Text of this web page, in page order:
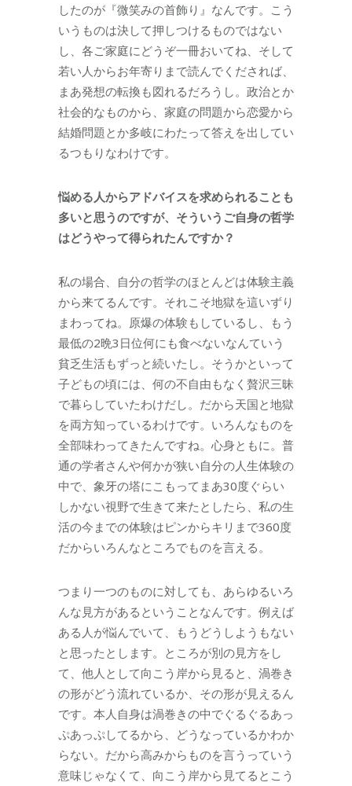
したのが『微笑みの首飾り』なんです。こう
いうものは決して押しつけるものではない
し、各ご家庭にどうぞ一冊おいてね、そして
若い人からお年寄りまで読んでくだされば、
まあ発想の転換も図れるだろうし。政治とか
社会的なものから、家庭の問題から恋愛から
結婚問題とか多岐にわたって答えを出してい
るつもりなわけです。
悩める人からアドバイスを求められることも
多いと思うのですが、そういうご自身の哲学
はどうやって得られたんですか？
私の場合、自分の哲学のほとんどは体験主義
から来てるんです。それこそ地獄を這いずり
まわってね。原爆の体験もしているし、もう
最低の2晩3日位何にも食べないなんていう
貧乏生活もずっと続いたし。そうかといって
子どもの頃には、何の不自由もなく贅沢三昧
で暮らしていたわけだし。だから天国と地獄
を両方知っているわけです。いろんなものを
全部味わってきたんですね。心身ともに。普
通の学者さんや何かが狭い自分の人生体験の
中で、象牙の塔にこもってまあ30度ぐらい
しかない視野で生きて来たとしたら、私の生
活の今までの体験はピンからキリまで360度
だからいろんなところでものを言える。
つまり一つのものに対しても、あらゆるいろ
んな見方があるということなんです。例えば
ある人が悩んでいて、もうどうしようもない
と思ったとします。ところが別の見方をし
て、他人として向こう岸から見ると、渦巻き
の形がどう流れているか、その形が見えるん
です。本人自身は渦巻きの中でぐるぐるあっ
ぷあっぷしてるから、どうなっているかわか
らない。だから高みからものを言うっていう
意味じゃなくて、向こう岸から見てるとこう